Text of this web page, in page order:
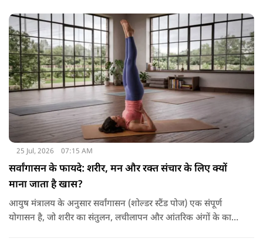
में हल्का भोजन मेटाबॉलिज्म के लिए भी बेहतर होता है।
25 Jul, 2026 07:15 AM
सर्वांगासन के फायदे: शरीर, मन और रक्त संचार के लिए क्यों
माना जाता है खास?
आयुष मंत्रालय के अनुसार सर्वांगासन (शोल्डर स्टैंड पोज) एक संपूर्ण
योगासन है, जो शरीर का संतुलन, लचीलापन और आंतरिक अंगों के कार्य